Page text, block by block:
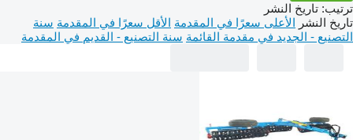
ترتيب: تاريخ النشر
تاريخ النشر الأعلى سعرًا في المقدمة الأقل سعرًا في المقدمة سنة
التصنيع - الجديد في مقدمة القائمة سنة التصنيع - القديم في المقدمة